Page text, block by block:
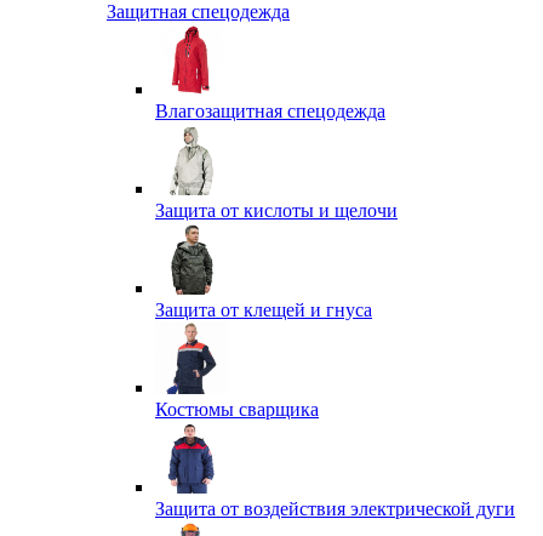
Защитная спецодежда
Влагозащитная спецодежда
Защита от кислоты и щелочи
Защита от клещей и гнуса
Костюмы сварщика
Защита от воздействия электрической дуги